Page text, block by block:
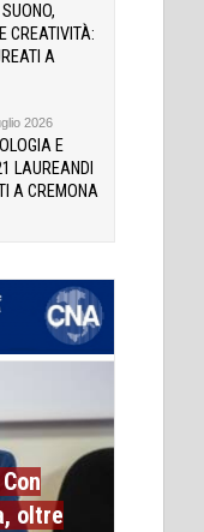
CREATIVITÀ:
A
2026
E
LAUREANDI
A CREMONA
oltre